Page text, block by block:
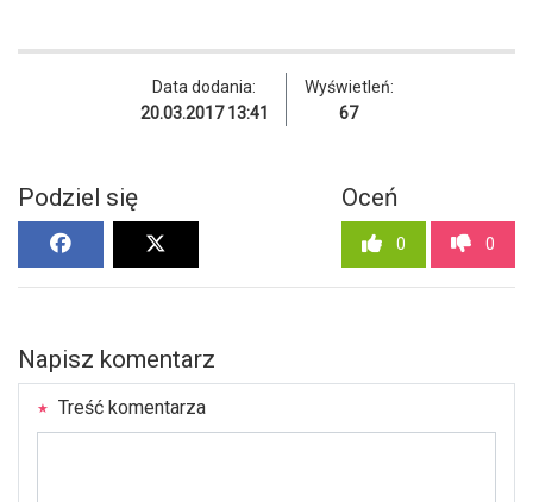
Data dodania:
20.03.2017 13:41
Wyświetleń:
67
Podziel się Oceń
0 0
Napisz komentarz
Treść komentarza